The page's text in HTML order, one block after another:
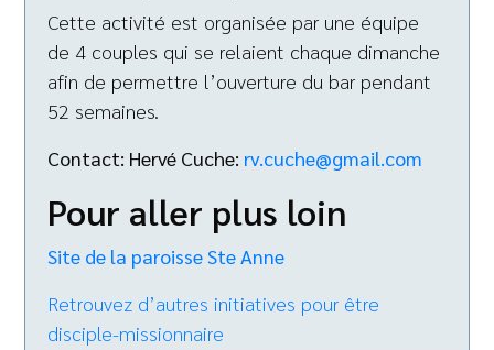
Cette activité est organisée par une équipe
de 4 couples qui se relaient chaque dimanche
afin de permettre l’ouverture du bar pendant
52 semaines.
Contact: Hervé Cuche: rv.cuche@gmail.com
Pour aller plus loin
Site de la paroisse Ste Anne
Retrouvez d’autres initiatives pour être
disciple-missionnaire